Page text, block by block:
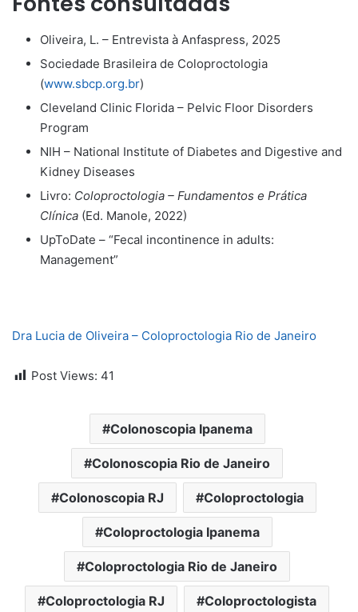
Oliveira, L. – Entrevista à Anfaspress, 2025
Sociedade Brasileira de Coloproctologia
(www.sbcp.org.br)
Cleveland Clinic Florida – Pelvic Floor Disorders
Program
NIH – National Institute of Diabetes and Digestive and
Kidney Diseases
Livro: Coloproctologia – Fundamentos e Prática
Clínica (Ed. Manole, 2022)
UpToDate – “Fecal incontinence in adults:
Management”
Dra Lucia de Oliveira – Coloproctologia Rio de Janeiro
Post Views: 41
Colonoscopia Ipanema
Colonoscopia Rio de Janeiro
Colonoscopia RJ Coloproctologia
Coloproctologia Ipanema
Coloproctologia Rio de Janeiro
Coloproctologia RJ Coloproctologista